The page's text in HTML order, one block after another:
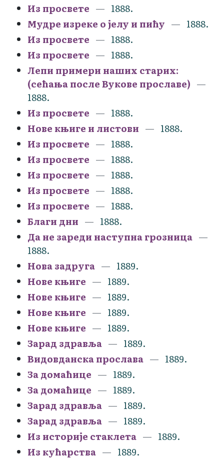
Из просвете
1888.
Мудре изреке о јелу и пићу
1888.
Из просвете
1888.
Из просвете
1888.
Лепи примери наших старих:
(сећања после Вукове прославе)
1888.
Из просвете
1888.
Нове књиге и листови
1888.
Из просвете
1888.
Из просвете
1888.
Из просвете
1888.
Из просвете
1888.
Из просвете
1888.
Благи дни
1888.
Да не зареди наступна грозница
1888.
Нова задруга
1889.
Нове књиге
1889.
Нове књиге
1889.
Нове књиге
1889.
Нове књиге
1889.
Зарад здравља
1889.
Видовданска прослава
1889.
За домаћице
1889.
За домаћице
1889.
Зарад здравља
1889.
Зарад здравља
1889.
Из историје стаклета
1889.
Из кућарства
1889.